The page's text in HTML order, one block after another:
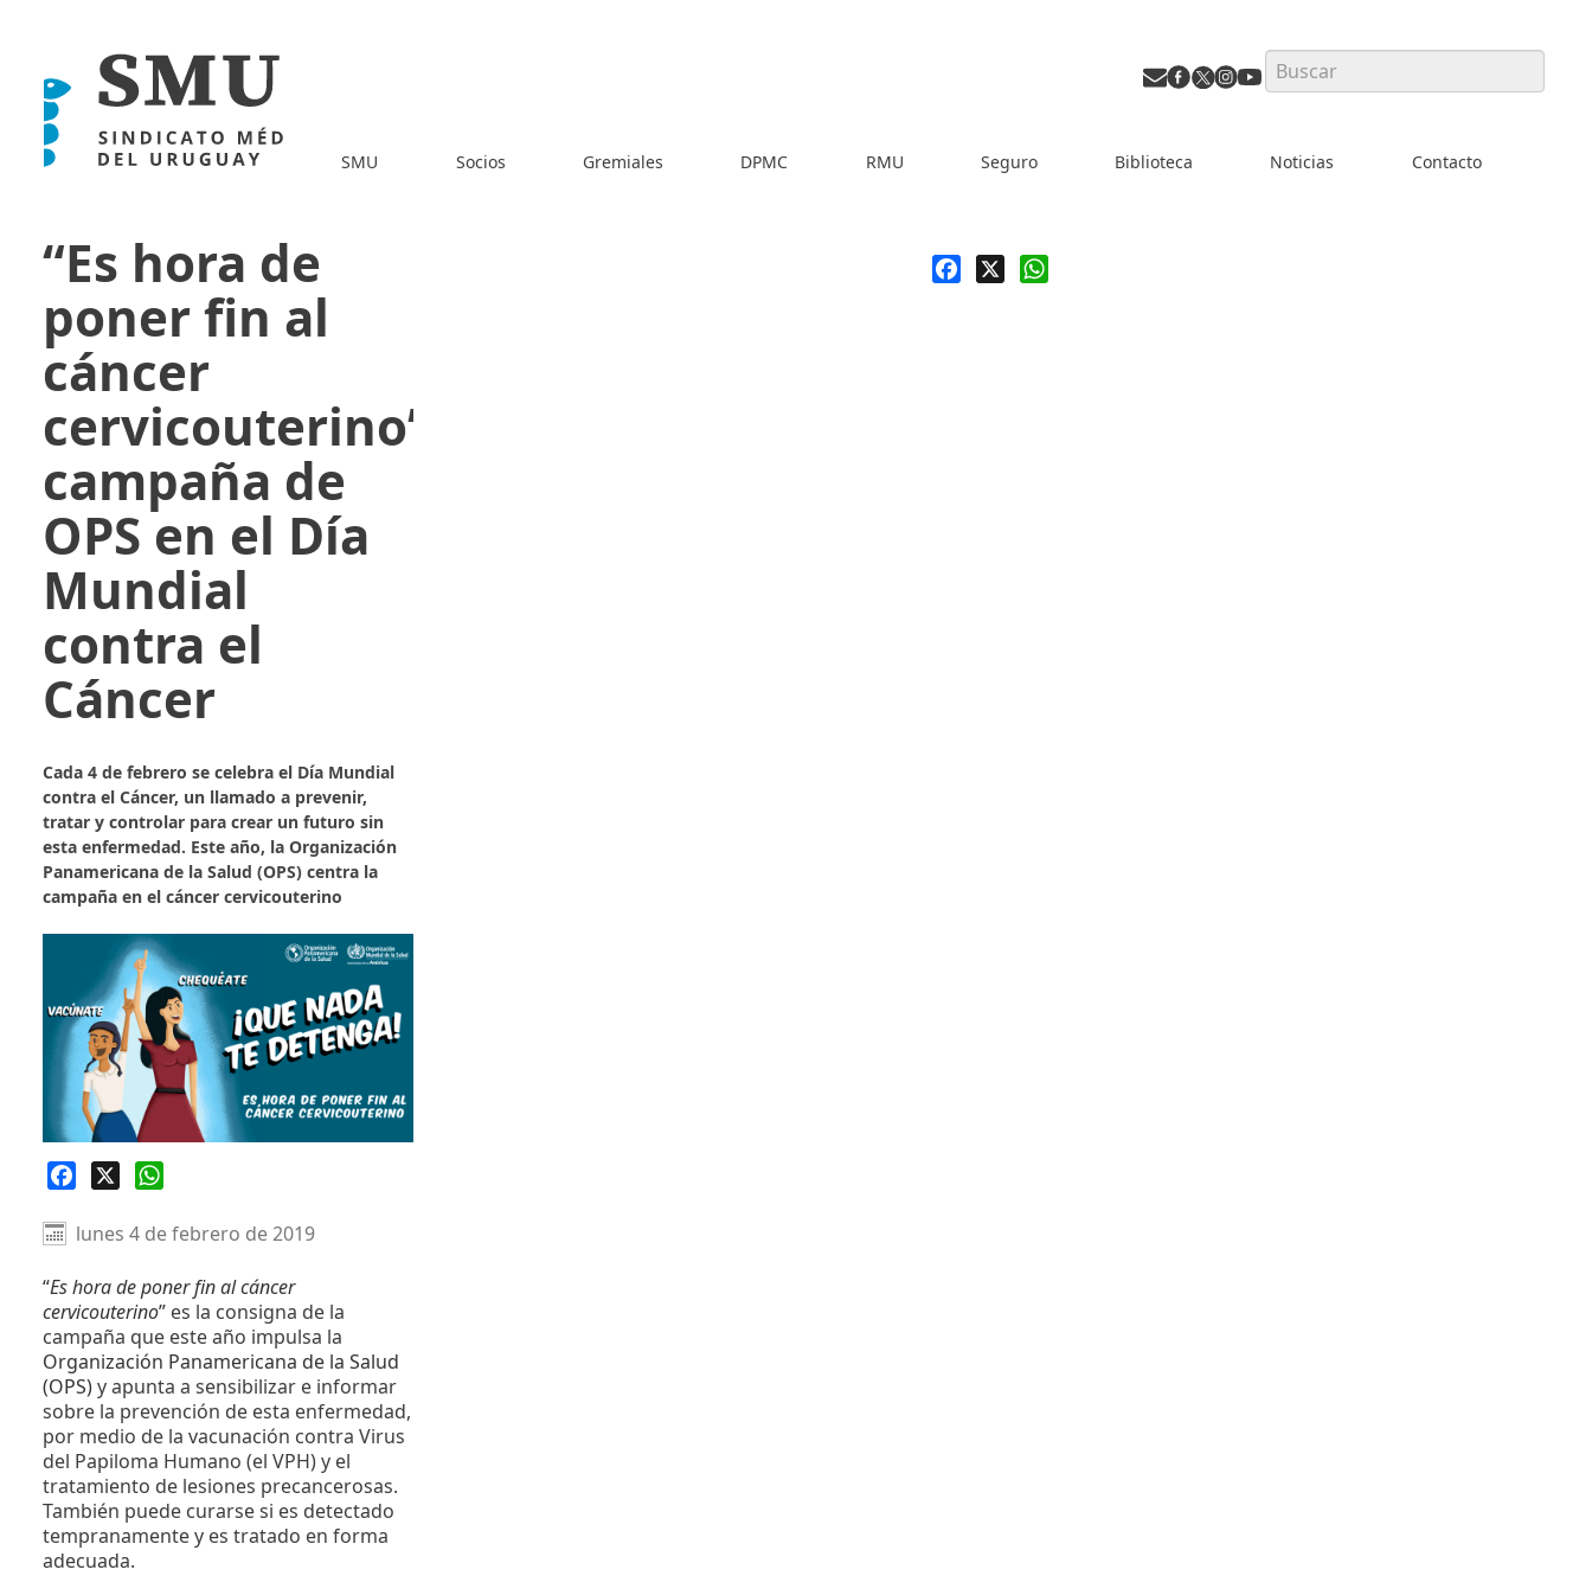
Search
SMU Socios Gremiales DPMC RMU Seguro Biblioteca Noticias Contacto
“Es hora de
poner fin al
cáncer
cervicouterino”:
campaña de
OPS en el Día
Mundial
contra el
Cáncer
Cada 4 de febrero se celebra el Día Mundial
contra el Cáncer, un llamado a prevenir,
tratar y controlar para crear un futuro sin
esta enfermedad. Este año, la Organización
Panamericana de la Salud (OPS) centra la
campaña en el cáncer cervicouterino
Facebook
lunes 4 de febrero de 2019
“Es hora de poner fin al cáncer
cervicouterino” es la consigna de la
campaña que este año impulsa la
Organización Panamericana de la Salud
(OPS)y apunta a sensibilizar e informar
sobre la prevención de esta enfermedad,
por medio de la vacunación contra Virus
del Papiloma Humano (el VPH) y el
tratamiento de lesiones precancerosas.
También puede curarse si es detectado
tempranamente y es tratado en forma
adecuada.
Facebook